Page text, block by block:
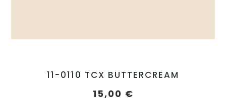
11-0110 TCX BUTTERCREAM
15,00 €